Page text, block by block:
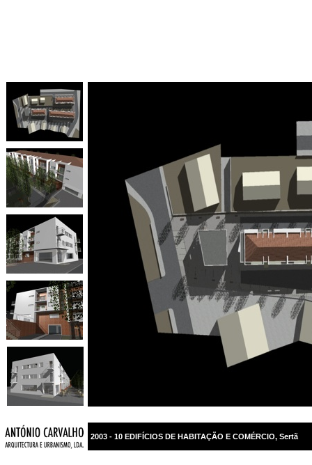
2003 - 10 EDIFÍCIOS DE HABITAÇÃO E COMÉRCIO, Sertã